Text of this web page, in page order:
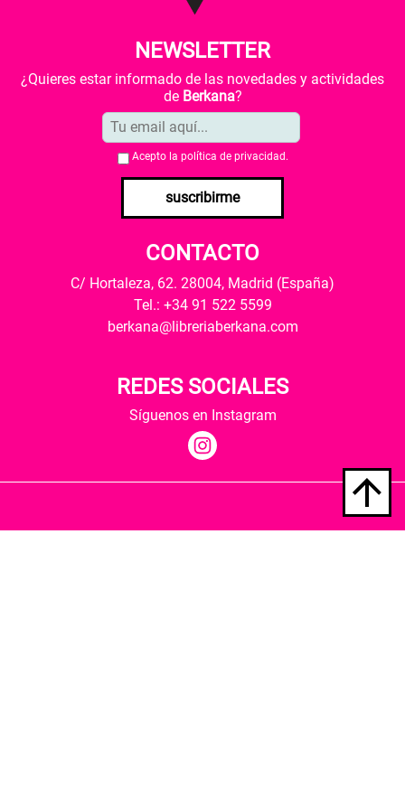
NEWSLETTER
¿Quieres estar informado de las novedades y actividades
de Berkana?
Acepto la política de privacidad .
suscribirme
CONTACTO
C/ Hortaleza, 62. 28004, Madrid (España)
Tel.: +34 91 522 5599
berkana@libreriaberkana.com
REDES SOCIALES
Síguenos en Instagram